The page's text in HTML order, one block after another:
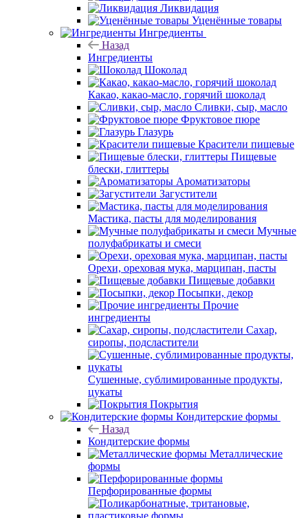
Ликвидация
Уценённые товары
Ингредиенты
Назад
Ингредиенты
Шоколад
Какао, какао-масло, горячий шоколад
Сливки, сыр, масло
Фруктовое пюре
Глазурь
Красители пищевые
Пищевые
блески, глиттеры
Ароматизаторы
Загустители
Мастика, пасты для моделирования
Мучные
полуфабрикаты и смеси
Орехи, ореховая мука, марципан, пасты
Пищевые добавки
Посыпки, декор
Прочие
ингредиенты
Сахар,
сиропы, подсластители
Сушенные, сублимированные продукты,
цукаты
Покрытия
Кондитерские формы
Назад
Кондитерские формы
Металлические
формы
Перфорированные формы